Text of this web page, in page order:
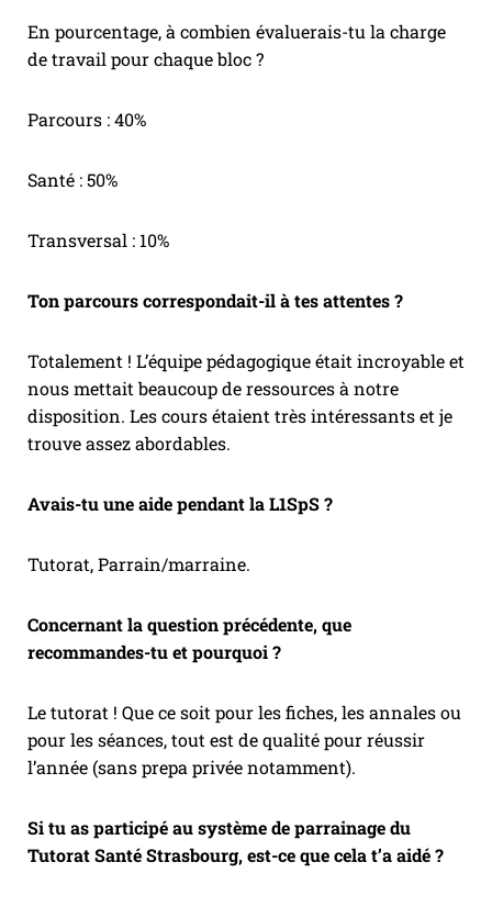
En pourcentage, à combien évaluerais-tu la charge
de travail pour chaque bloc ?
Parcours : 40%
Santé : 50%
Transversal : 10%
Ton parcours correspondait-il à tes attentes ?
Totalement ! L’équipe pédagogique était incroyable et
nous mettait beaucoup de ressources à notre
disposition. Les cours étaient très intéressants et je
trouve assez abordables.
Avais-tu une aide pendant la L1SpS ?
Tutorat, Parrain/marraine.
Concernant la question précédente, que
recommandes-tu et pourquoi ?
Le tutorat ! Que ce soit pour les fiches, les annales ou
pour les séances, tout est de qualité pour réussir
l’année (sans prepa privée notamment).
Si tu as participé au système de parrainage du
Tutorat Santé Strasbourg, est-ce que cela t’a aidé ?